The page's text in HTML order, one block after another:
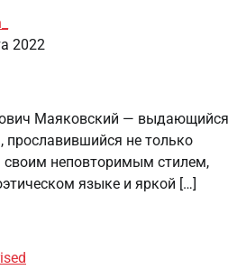
2022
Маяковский — выдающийся
прославившийся не только
своим неповторимым стилем,
языке и яркой […]